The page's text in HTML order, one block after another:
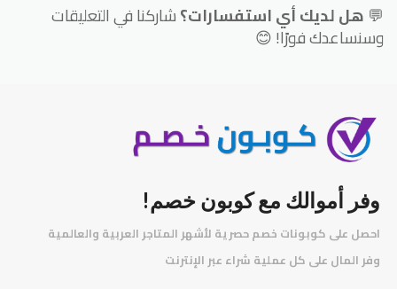
💬 هل لديك أي استفسارات؟شاركنا في التعليقات
وسنساعدك فورًا! 😊
وفر أموالك مع كوبون خصم!
احصل على كوبونات خصم حصرية لأشهر المتاجر العربية والعالمية
وفر المال على كل عملية شراء عبر الإنترنت